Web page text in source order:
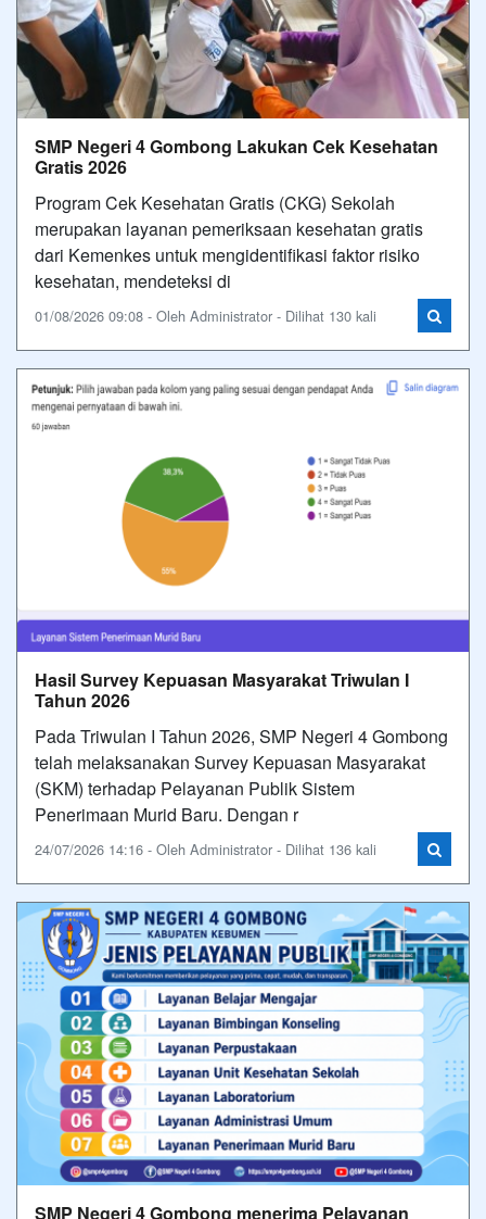
SMP Negeri 4 Gombong Lakukan Cek Kesehatan
Gratis 2026
Program Cek Kesehatan Gratis (CKG) Sekolah
merupakan layanan pemeriksaan kesehatan gratis
dari Kemenkes untuk mengidentifikasi faktor risiko
kesehatan, mendeteksi di
01/08/2026 09:08 - Oleh Administrator - Dilihat 130 kali
Hasil Survey Kepuasan Masyarakat Triwulan I
Tahun 2026
Pada Triwulan I Tahun 2026, SMP Negeri 4 Gombong
telah melaksanakan Survey Kepuasan Masyarakat
(SKM) terhadap Pelayanan Publik Sistem
Penerimaan Murid Baru. Dengan r
24/07/2026 14:16 - Oleh Administrator - Dilihat 136 kali
SMP Negeri 4 Gombong menerima Pelayanan